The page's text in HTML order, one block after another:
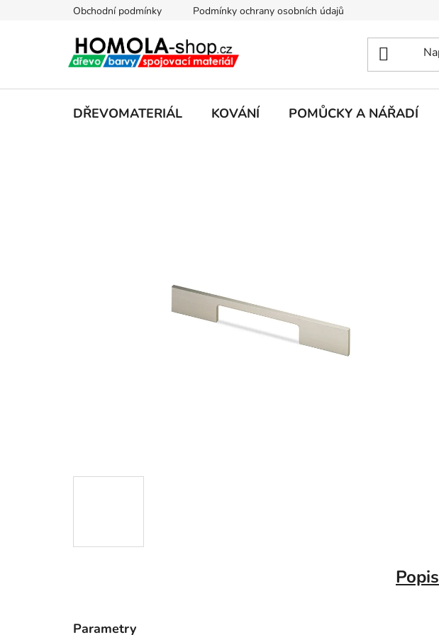
Obchodní podmínky Podmínky ochrany osobních údajů
DŘEVOMATERIÁL KOVÁNÍ POMŮCKY A NÁŘADÍ
Popis
Parametry